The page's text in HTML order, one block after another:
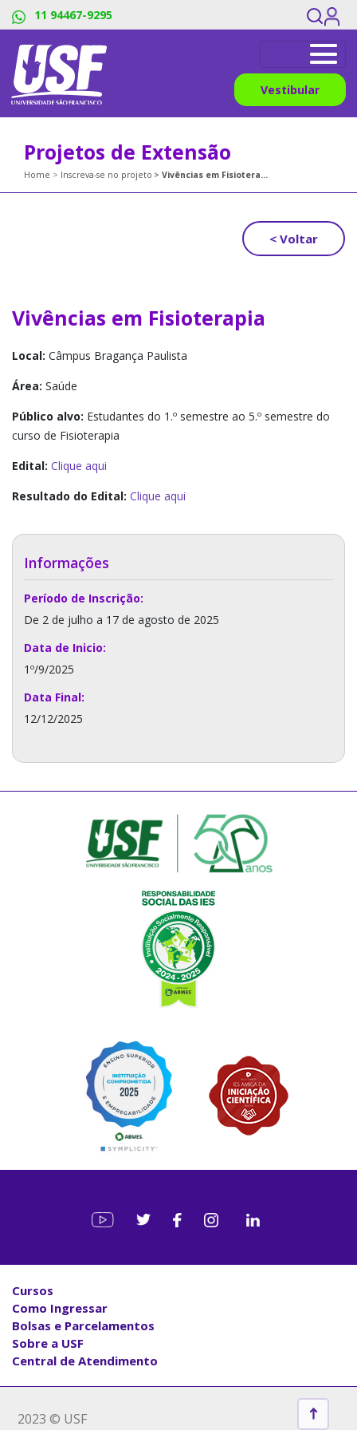
11 94467-9295
Vestibular
Projetos de Extensão
Home Inscreva-se no projeto Vivências em Fisioterapia
< Voltar
Vivências em Fisioterapia
Local: Câmpus Bragança Paulista
Área: Saúde
Público alvo: Estudantes do 1.º semestre ao 5.º semestre do
curso de Fisioterapia
Edital: Clique aqui
Resultado do Edital: Clique aqui
Informações
Período de Inscrição:
De 2 de julho a 17 de agosto de 2025
Data de Inicio:
1º/9/2025
Data Final:
12/12/2025
Cursos
Como Ingressar
Bolsas e Parcelamentos
Sobre a USF
Central de Atendimento
2023 © USF